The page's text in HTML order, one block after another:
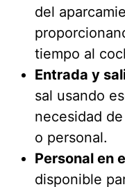
del
tiempo al
Entrada y
sal usando
necesidad
o personal.
Personal en
disponible